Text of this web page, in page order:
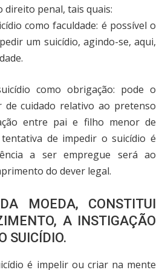
direito penal, tais quais:
como faculdade: é possível o
um suicídio, agindo-se, aqui,
como obrigação: pode o
cuidado relativo ao pretenso
entre pai e filho menor de
de impedir o suicídio é
a ser empregue será ao
do dever legal.
MOEDA, CONSTITUI
A INSTIGAÇÃO
SUICÍDIO.
é impelir ou criar na mente